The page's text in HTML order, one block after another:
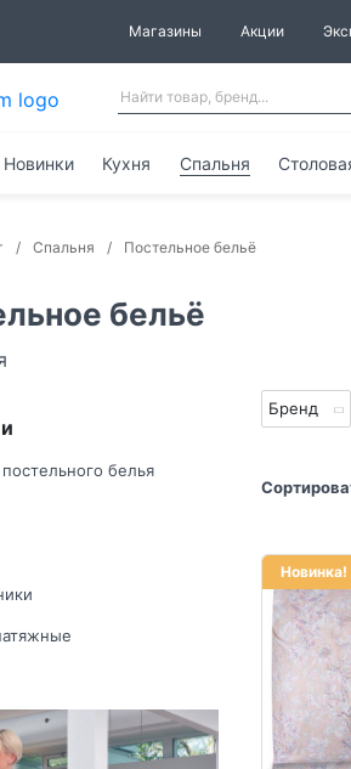
Магазины Акции
Новинки Кухня Спальня
Спальня Постельное бельё
бельё
белья
Бренд
Новинка!